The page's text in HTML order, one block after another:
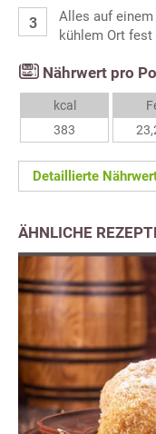
Alles auf
kühlem Ort
Nährwert pro
kcal
383
Detaillierte
ÄHNLICHE